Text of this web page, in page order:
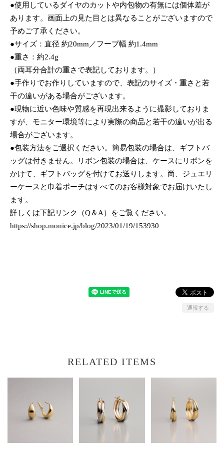
●使用しているダイヤのカットや内包物の有無には個体差が
あります。画面上の見た目とは異なることがございますので
予めご了承ください。
●サイズ：直径 約20mm／フープ幅 約1.4mm
●重さ：約2.4g
（両耳分合計の重さで表記しております。）
●手作りでお作りしていますので、表記のサイズ・重さと若
干の違いがある場合がございます。
●現物に近い色味や質感を再現出来るように撮影しておりま
すが、モニター環境等により実際の商品と若干の違いが出る
場合がございます。
●包装方法をご選択ください。簡易包装の場合は、ギフトバ
ッグは付きません。リボン包装の場合は、ケースにリボンを
かけて、ギフトバッグを付けてお送りします。尚、ジュエリ
ーケースと巾着ポーチはすべてのお客様対象でお届けいたし
ます。
詳しくは下記リンク（Q＆A）をご覧ください。
https://shop.monice.jp/blog/2023/01/19/153930
通報する
RELATED ITEMS